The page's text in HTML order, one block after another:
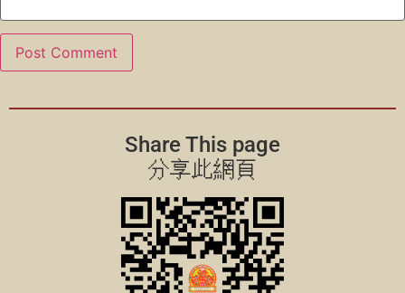
Share This page
分享此網頁